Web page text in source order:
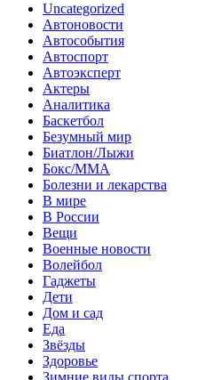
Uncategorized
Автоновости
Автособытия
Автоспорт
Автоэксперт
Актеры
Аналитика
Баскетбол
Безумный мир
Биатлон/Лыжи
Бокс/MMA
Болезни и лекарства
В мире
В России
Вещи
Военные новости
Волейбол
Гаджеты
Дети
Дом и сад
Еда
Звёзды
Здоровье